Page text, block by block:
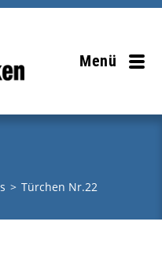
Menü
> Türchen Nr.22